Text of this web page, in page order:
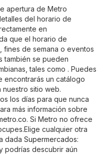
apertura de Metro
del horario de
en
que el horario de
de semana o eventos
también se pueden
tales como . Puedes
encontrarás un catálogo
sitio web.
los días para que nunca
más información sobre
. Si Metro no ofrece
cualquier otra
dada Supermercados:
podrías descubrir aún